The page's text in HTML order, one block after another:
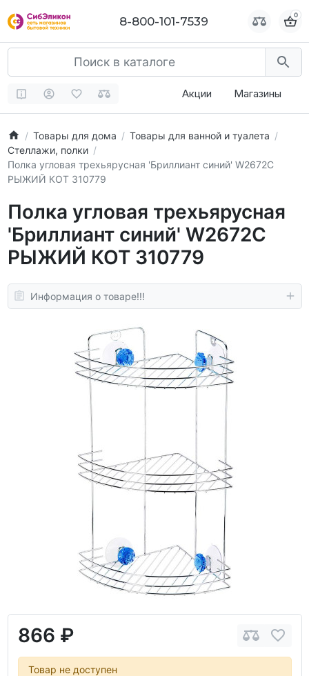
8-800-101-7539 0
Акции Магазины
Товары для дома
Товары для ванной и туалета
Стеллажи, полки
Полка угловая трехьярусная 'Бриллиант синий' W2672C
РЫЖИЙ КОТ 310779
Полка угловая трехьярусная
'Бриллиант синий' W2672C
РЫЖИЙ КОТ 310779
Информация о товаре!!!
866 ₽
Товар не доступен
8-800-101-7539 0